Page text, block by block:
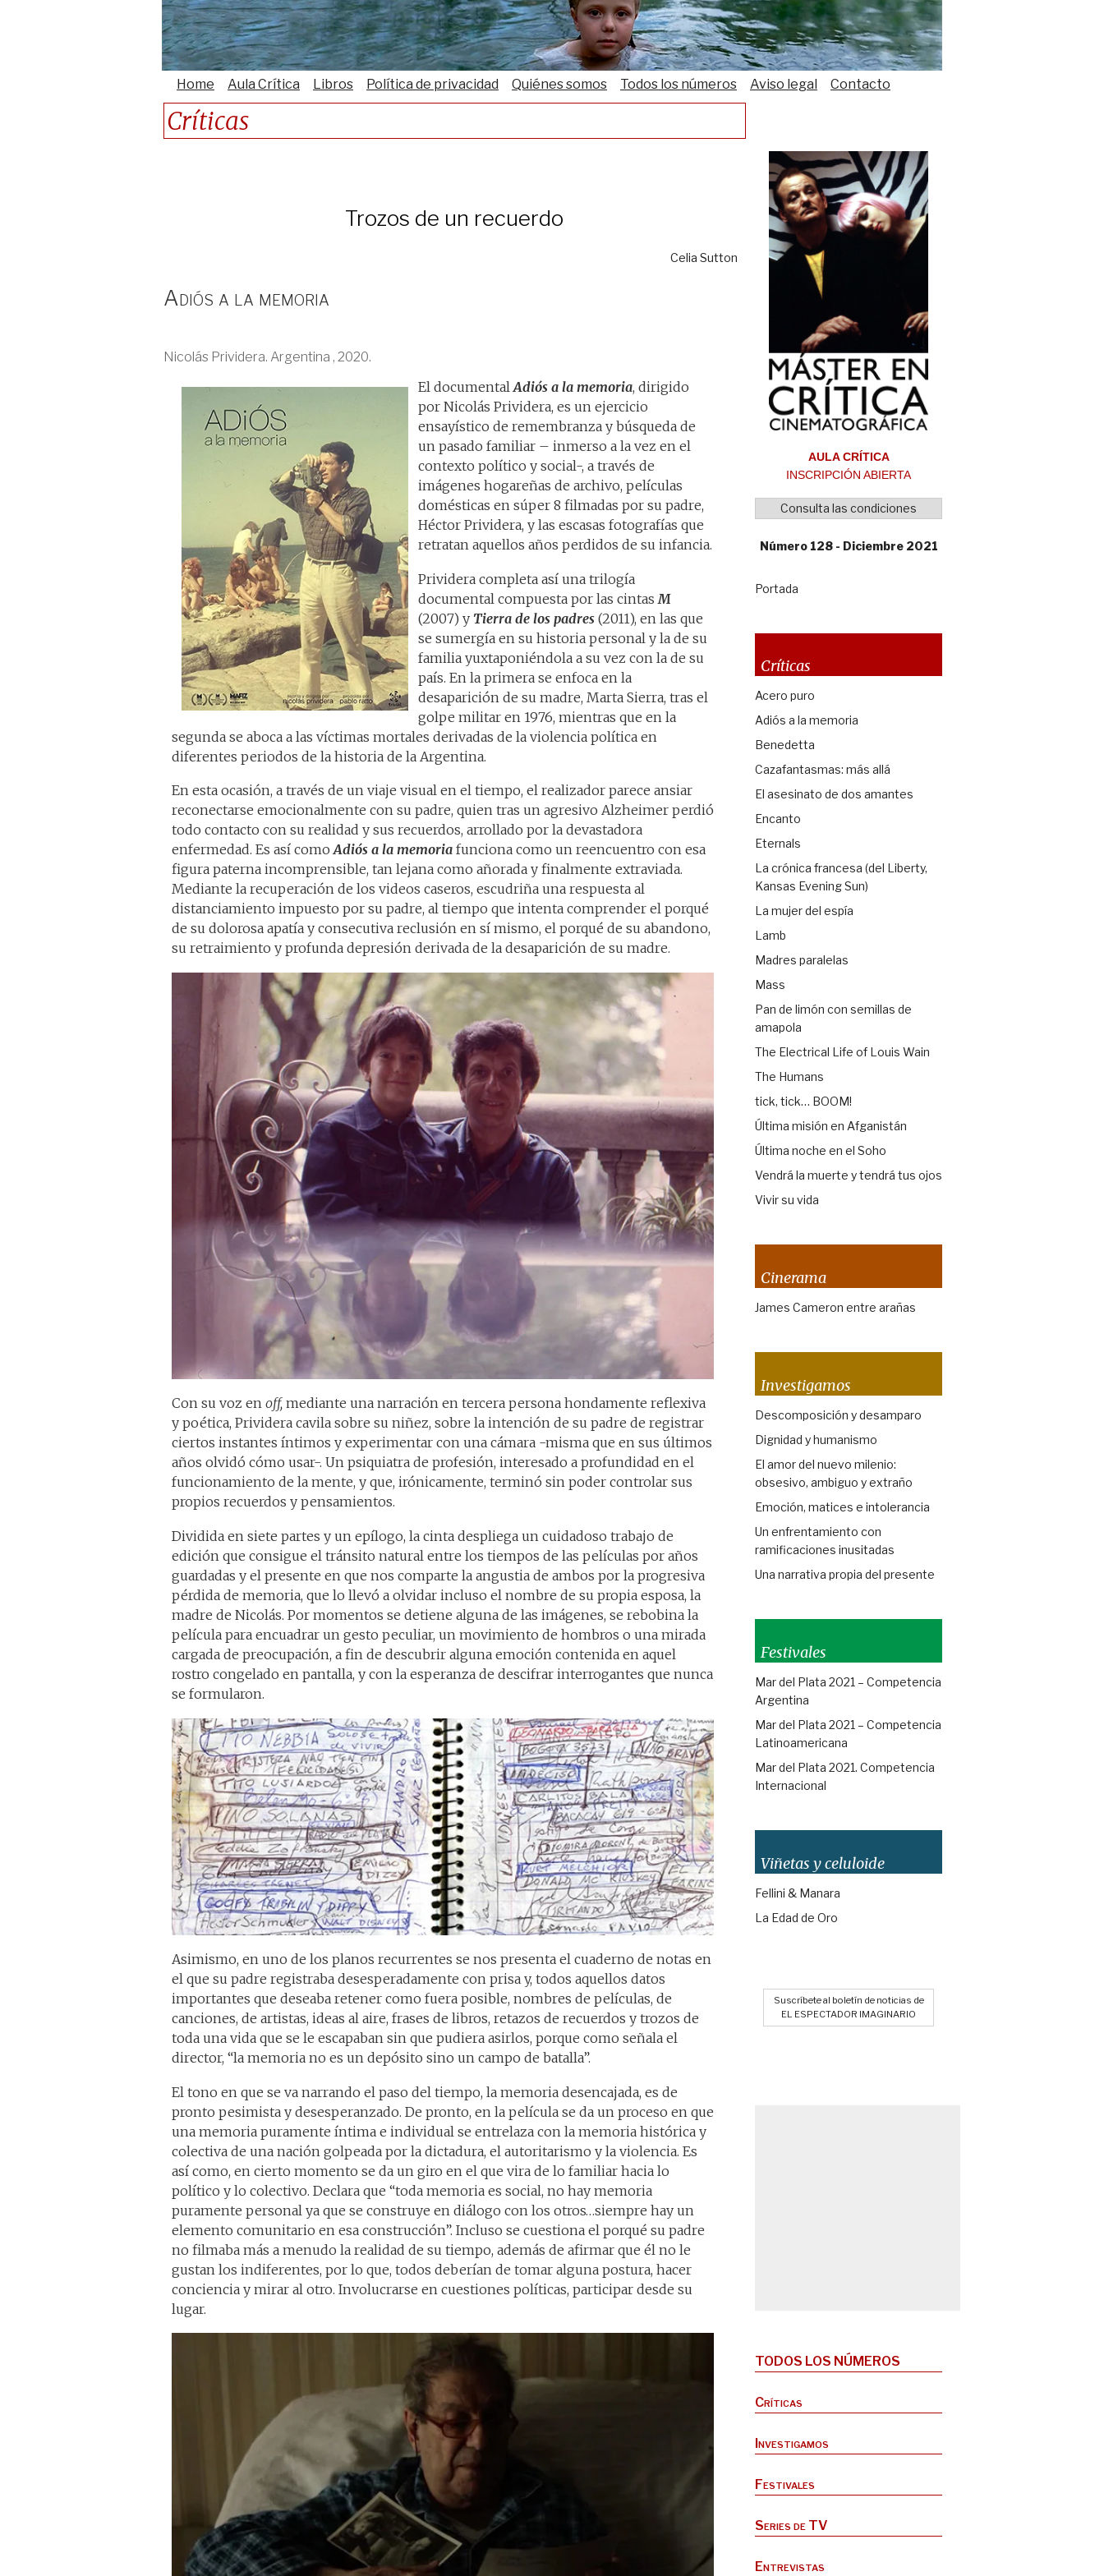
Home Aula Crítica Libros Política de privacidad Quiénes somos Todos los números Aviso legal Contacto
Críticas
Trozos de un recuerdo
Celia Sutton
Adiós a la memoria
Nicolás Prividera. Argentina , 2020.
El documental Adiós a la memoria, dirigido
por Nicolás Prividera, es un ejercicio
ensayístico de remembranza y búsqueda de
un pasado familiar – inmerso a la vez en el
contexto político y social-, a través de
imágenes hogareñas de archivo, películas
domésticas en súper 8 filmadas por su padre,
Héctor Prividera, y las escasas fotografías que
retratan aquellos años perdidos de su infancia.
Prividera completa así una trilogía
documental compuesta por las cintas M
(2007) y Tierra de los padres (2011), en las que
se sumergía en su historia personal y la de su
familia yuxtaponiéndola a su vez con la de su
país. En la primera se enfoca en la
desaparición de su madre, Marta Sierra, tras el
golpe militar en 1976, mientras que en la
segunda se aboca a las víctimas mortales derivadas de la violencia política en
diferentes periodos de la historia de la Argentina.
En esta ocasión, a través de un viaje visual en el tiempo, el realizador parece ansiar
reconectarse emocionalmente con su padre, quien tras un agresivo Alzheimer perdió
todo contacto con su realidad y sus recuerdos, arrollado por la devastadora
enfermedad. Es así comoAdiós a la memoria funciona como un reencuentro con esa
figura paterna incomprensible, tan lejana como añorada y finalmente extraviada.
Mediante la recuperación de los videos caseros, escudriña una respuesta al
distanciamiento impuesto por su padre, al tiempo que intenta comprender el porqué
de su dolorosa apatía y consecutiva reclusión en sí mismo, el porqué de su abandono,
su retraimiento y profunda depresión derivada de la desaparición de su madre.
Con su voz en off, mediante una narración en tercera persona hondamente reflexiva
y poética, Prividera cavila sobre su niñez, sobre la intención de su padre de registrar
ciertos instantes íntimos y experimentar con una cámara -misma que en sus últimos
años olvidó cómo usar-. Un psiquiatra de profesión, interesado a profundidad en el
funcionamiento de la mente, y que, irónicamente, terminó sin poder controlar sus
propios recuerdos y pensamientos.
Dividida en siete partes y un epílogo, la cinta despliega un cuidadoso trabajo de
edición que consigue el tránsito natural entre los tiempos de las películas por años
guardadas y el presente en que nos comparte la angustia de ambos por la progresiva
pérdida de memoria, que lo llevó a olvidar incluso el nombre de su propia esposa, la
madre de Nicolás. Por momentos se detiene alguna de las imágenes, se rebobina la
película para encuadrar un gesto peculiar, un movimiento de hombros o una mirada
cargada de preocupación, a fin de descubrir alguna emoción contenida en aquel
rostro congelado en pantalla, y con la esperanza de descifrar interrogantes que nunca
se formularon.
Asimismo, en uno de los planos recurrentes se nos presenta el cuaderno de notas en
el que su padre registraba desesperadamente con prisa y, todos aquellos datos
importantes que deseaba retener como fuera posible, nombres de películas, de
canciones, de artistas, ideas al aire, frases de libros, retazos de recuerdos y trozos de
toda una vida que se le escapaban sin que pudiera asirlos, porque como señala el
director, “la memoria no es un depósito sino un campo de batalla”.
El tono en que se va narrando el paso del tiempo, la memoria desencajada, es de
pronto pesimista y desesperanzado. De pronto, en la película se da un proceso en que
una memoria puramente íntima e individual se entrelaza con la memoria histórica y
colectiva de una nación golpeada por la dictadura, el autoritarismo y la violencia. Es
así como, en cierto momento se da un giro en el que vira de lo familiar hacia lo
político y lo colectivo. Declara que “toda memoria es social, no hay memoria
puramente personal ya que se construye en diálogo con los otros…siempre hay un
elemento comunitario en esa construcción”. Incluso se cuestiona el porqué su padre
no filmaba más a menudo la realidad de su tiempo, además de afirmar que él no le
gustan los indiferentes, por lo que, todos deberían de tomar alguna postura, hacer
conciencia y mirar al otro. Involucrarse en cuestiones políticas, participar desde su
lugar.
AULA CRÍTICA
INSCRIPCIÓN ABIERTA
Consulta las condiciones
Número 128 - Diciembre 2021
Portada
Críticas
Acero puro
Adiós a la memoria
Benedetta
Cazafantasmas: más allá
El asesinato de dos amantes
Encanto
Eternals
La crónica francesa (del Liberty,
Kansas Evening Sun)
La mujer del espía
Lamb
Madres paralelas
Mass
Pan de limón con semillas de
amapola
The Electrical Life of Louis Wain
The Humans
tick, tick… BOOM!
Última misión en Afganistán
Última noche en el Soho
Vendrá la muerte y tendrá tus ojos
Vivir su vida
Cinerama
James Cameron entre arañas
Investigamos
Descomposición y desamparo
Dignidad y humanismo
El amor del nuevo milenio:
obsesivo, ambiguo y extraño
Emoción, matices e intolerancia
Un enfrentamiento con
ramificaciones inusitadas
Una narrativa propia del presente
Festivales
Mar del Plata 2021 – Competencia
Argentina
Mar del Plata 2021 – Competencia
Latinoamericana
Mar del Plata 2021. Competencia
Internacional
Viñetas y celuloide
Fellini & Manara
La Edad de Oro
Suscríbete al boletín de noticias de
EL ESPECTADOR IMAGINARIO
TODOS LOS NÚMEROS
Críticas
Investigamos
Festivales
Series de TV
Entrevistas